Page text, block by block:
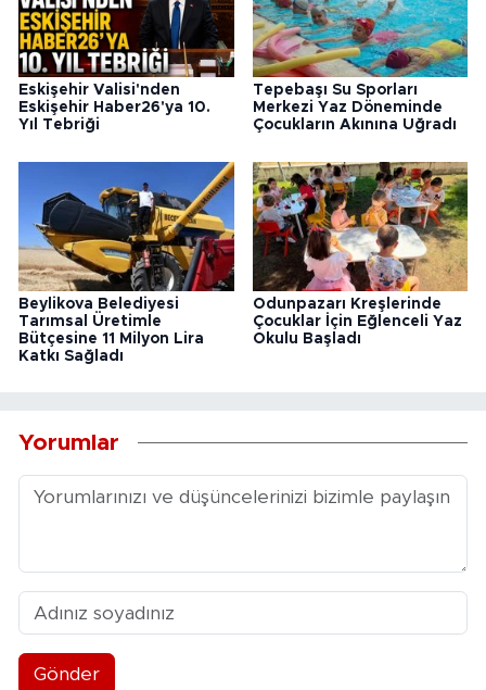
Eskişehir Valisi'nden
Eskişehir Haber26'ya 10.
Yıl Tebriği
Tepebaşı Su Sporları
Merkezi Yaz Döneminde
Çocukların Akınına Uğradı
Beylikova Belediyesi
Tarımsal Üretimle
Bütçesine 11 Milyon Lira
Katkı Sağladı
Odunpazarı Kreşlerinde
Çocuklar İçin Eğlenceli Yaz
Okulu Başladı
Yorumlar
Gönder